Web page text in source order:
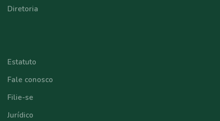
Diretoria
Estatuto
Fale conosco
Filie-se
Jurídico